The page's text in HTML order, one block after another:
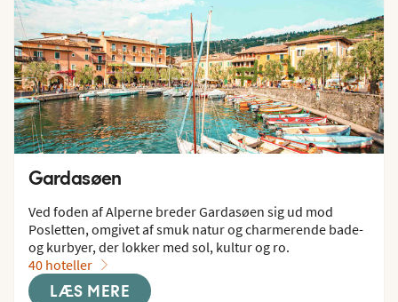
Gardasøen
Ved foden af Alperne breder Gardasøen sig ud mod
Posletten, omgivet af smuk natur og charmerende bade-
og kurbyer, der lokker med sol, kultur og ro.
40 hoteller
LÆS MERE